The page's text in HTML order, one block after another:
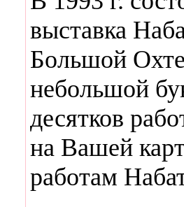
выставка
Большой
небольшой
десятков
на Вашей
работам